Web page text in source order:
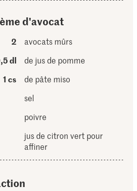
d'avocat
2
avocats mûrs
dl
de jus de pomme
1 cs
de pâte miso
sel
poivre
jus de citron vert pour
affiner